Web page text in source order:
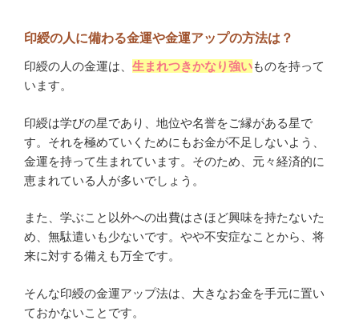
印綬の人に備わる金運や金運アップの方法は？
印綬の人の金運は、 生まれつきかなり強いものを持って
います。
印綬は学びの星であり、地位や名誉をご縁がある星で
す。それを極めていくためにもお金が不足しないよう、
金運を持って生まれています。そのため、元々経済的に
恵まれている人が多いでしょう。
また、学ぶこと以外への出費はさほど興味を持たないた
め、無駄遣いも少ないです。やや不安症なことから、将
来に対する備えも万全です。
そんな印綬の金運アップ法は、大きなお金を手元に置い
ておかないことです。